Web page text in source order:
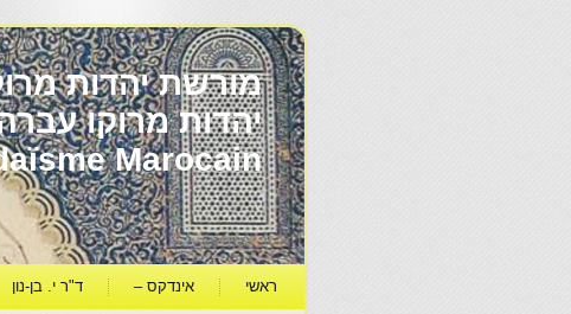
מורשת יהדות
Marocain
ראשי אינדקס – ד"ר י. בן-נון